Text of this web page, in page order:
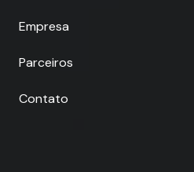
Empresa
Parceiros
Contato